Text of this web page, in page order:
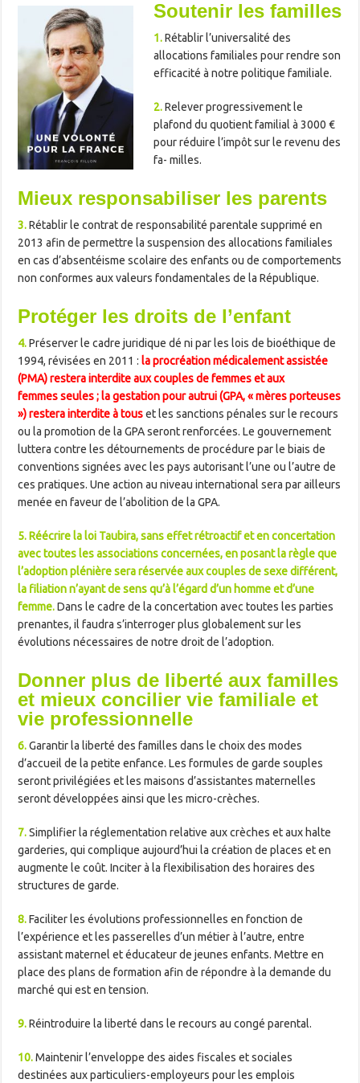
Soutenir les familles
1.Rétablir l’universalité des
allocations familiales pour rendre son
efficacité à notre politique familiale.
2.Relever progressivement le
plafond du quotient familial à 3000 €
pour réduire l’impôt sur le revenu des
fa- milles.
Mieux responsabiliser les parents
3.Rétablir le contrat de responsabilité parentale supprimé en
2013 afin de permettre la suspension des allocations familiales
en cas d’absentéisme scolaire des enfants ou de comportements
non conformes aux valeurs fondamentales de la République.
Protéger les droits de l’enfant
4.Préserver le cadre juridique dé ni par les lois de bioéthique de
1994, révisées en 2011 : la procréation médicalement assistée
(PMA) restera interdite aux couples de femmes et aux
femmes seules ; la gestation pour autrui (GPA, « mères porteuses
») restera interdite à touset les sanctions pénales sur le recours
ou la promotion de la GPA seront renforcées. Le gouvernement
luttera contre les détournements de procédure par le biais de
conventions signées avec les pays autorisant l’une ou l’autre de
ces pratiques. Une action au niveau international sera par ailleurs
menée en faveur de l’abolition de la GPA.
5. Réécrire la loi Taubira, sans effet rétroactif et en concertation
avec toutes les associations concernées, en posant la règle que
l’adoption plénière sera réservée aux couples de sexe différent,
la filiation n’ayant de sens qu’à l’égard d’un homme et d’une
femme.Dans le cadre de la concertation avec toutes les parties
prenantes, il faudra s’interroger plus globalement sur les
évolutions nécessaires de notre droit de l’adoption.
Donner plus de liberté aux familles
et mieux concilier vie familiale et
vie professionnelle
6.Garantir la liberté des familles dans le choix des modes
d’accueil de la petite enfance. Les formules de garde souples
seront privilégiées et les maisons d’assistantes maternelles
seront développées ainsi que les micro-crèches.
7.Simplifier la réglementation relative aux crèches et aux halte
garderies, qui complique aujourd’hui la création de places et en
augmente le coût. Inciter à la flexibilisation des horaires des
structures de garde.
8.Faciliter les évolutions professionnelles en fonction de
l’expérience et les passerelles d’un métier à l’autre, entre
assistant maternel et éducateur de jeunes enfants. Mettre en
place des plans de formation afin de répondre à la demande du
marché qui est en tension.
9.Réintroduire la liberté dans le recours au congé parental.
10.Maintenir l’enveloppe des aides fiscales et sociales
destinées aux particuliers-employeurs pour les emplois